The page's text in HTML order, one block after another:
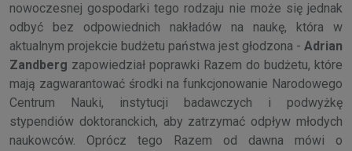
nowoczesnej gospodarki tego rodzaju nie może się jednak
odbyć bez odpowiednich nakładów na naukę, która w
aktualnym projekcie budżetu państwa jest głodzona - Adrian
Zandberg zapowiedział poprawki Razem do budżetu, które
mają zagwarantować środki na funkcjonowanie Narodowego
Centrum Nauki, instytucji badawczych i podwyżkę
stypendiów doktoranckich, aby zatrzymać odpływ młodych
naukowców. Oprócz tego Razem od dawna mówi o